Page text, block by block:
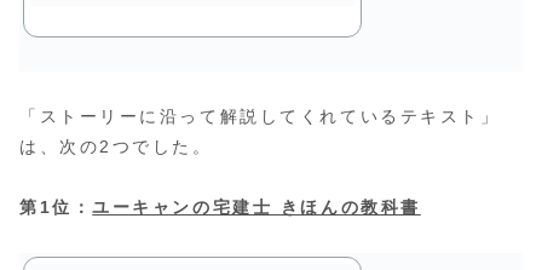
「ストーリーに沿って解説してくれているテキスト」
は、次の2つでした。
第1位：ユーキャンの宅建士 きほんの教科書